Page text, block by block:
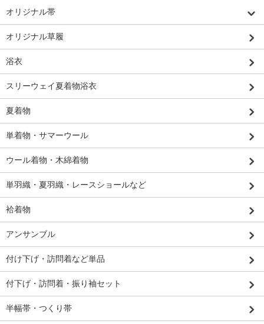
オリジナル帯
オリジナル草履
浴衣
スリーウェイ夏着物浴衣
夏着物
単着物・サマーウール
ウール着物・木綿着物
単羽織・夏羽織・レースショールなど
袷着物
アンサンブル
付け下げ・訪問着など単品
付下げ・訪問着・振り袖セット
半幅帯・つくり帯